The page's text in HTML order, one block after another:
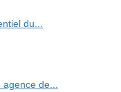
du...
agence de...